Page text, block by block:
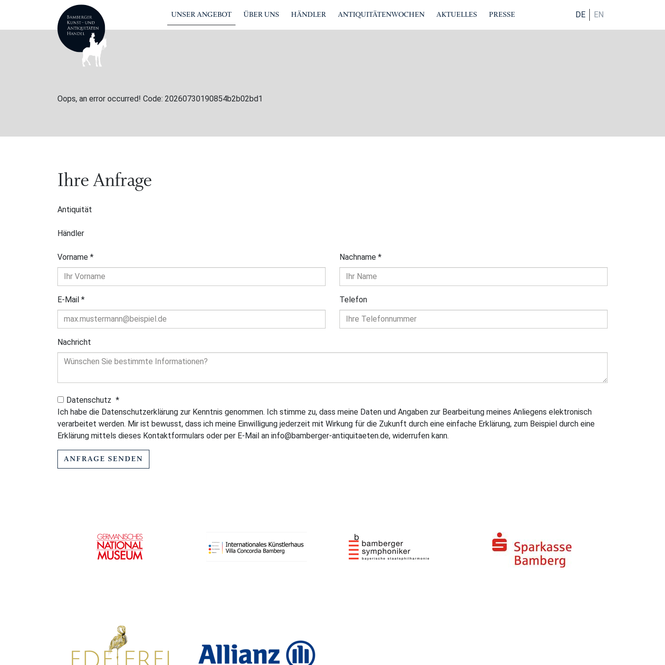
UNSER ANGEBOT ÜBER UNS HÄNDLER ANTIQUITÄTENWOCHEN AKTUELLES PRESSE DE EN
Oops, an error occurred! Code: 20260730190854b2b02bd1
Ihre Anfrage
Antiquität
Händler
Vorname * Nachname *
E-Mail * Telefon
Nachricht
Datenschutz *
Ich habe die Datenschutzerklärung zur Kenntnis genommen. Ich stimme zu, dass meine Daten und Angaben zur Bearbeitung meines Anliegens elektronisch
verarbeitet werden. Mir ist bewusst, dass ich meine Einwilligung jederzeit mit Wirkung für die Zukunft durch eine einfache Erklärung, zum Beispiel durch eine
Erklärung mittels dieses Kontaktformulars oder per E-Mail an info@bamberger-antiquitaeten.de, widerrufen kann.
ANFRAGE SENDEN